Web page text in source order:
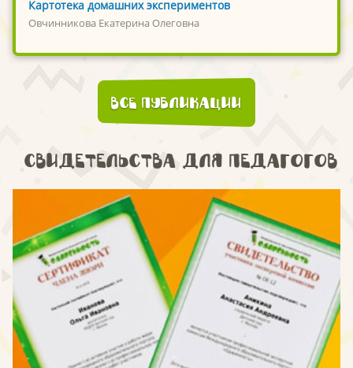
Картотека домашних экспериментов
Овчинникова Екатерина Олеговна
Все публикации
Свидетельства для педагогов